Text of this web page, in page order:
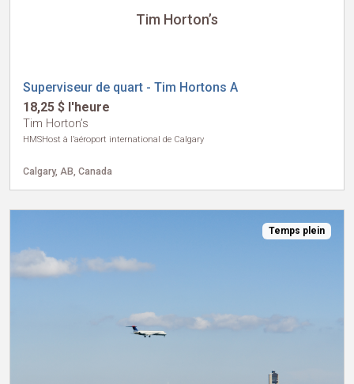
Tim Horton’s
Superviseur de quart - Tim Hortons A
18,25 $ l'heure
Tim Horton’s
HMSHost à l’aéroport international de Calgary
Calgary, AB, Canada
Temps plein